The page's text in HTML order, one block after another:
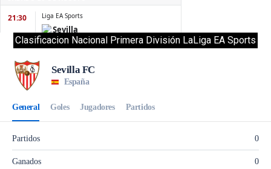
Clasificacion Nacional Primera División LaLiga EA Sports